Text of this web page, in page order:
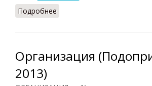
Подробнее
Организация
2013)